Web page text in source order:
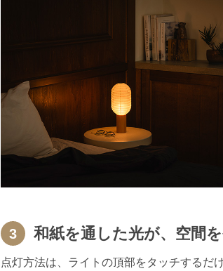
3 和紙を通した光が、空間
点灯方法は、ライトの頂部をタッチするだ